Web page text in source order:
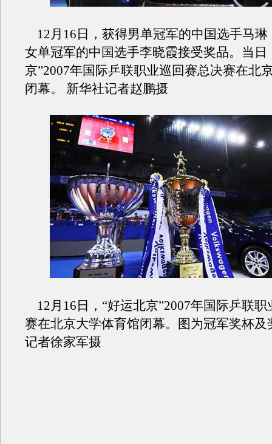
12月16日，获得男单冠军的中国选手马琳
女单冠军的中国选手李晓霞接受奖品。当日
京”2007年国际乒联职业巡回赛总决赛在北
闭幕。 新华社记者赵鹏摄
12月16日，“好运北京”2007年国际乒联职
赛在北京大学体育馆闭幕。图为冠军奖杯及
记者徐家军摄